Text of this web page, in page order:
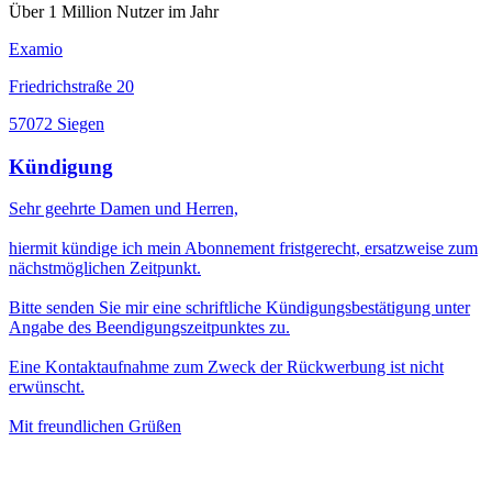
Über 1 Million Nutzer im Jahr
Examio
Friedrichstraße 20
57072 Siegen
Kündigung
Sehr geehrte Damen und Herren,
hiermit kündige ich mein Abonnement fristgerecht, ersatzweise zum
nächstmöglichen Zeitpunkt.
Bitte senden Sie mir eine schriftliche Kündigungsbestätigung unter
Angabe des Beendigungszeitpunktes zu.
Eine Kontaktaufnahme zum Zweck der Rückwerbung ist nicht
erwünscht.
Mit freundlichen Grüßen